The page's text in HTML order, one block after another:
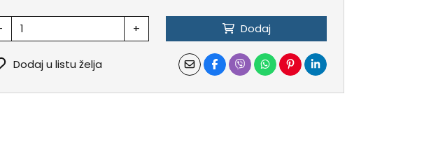
+ Dodaj
Dodaj u listu želja